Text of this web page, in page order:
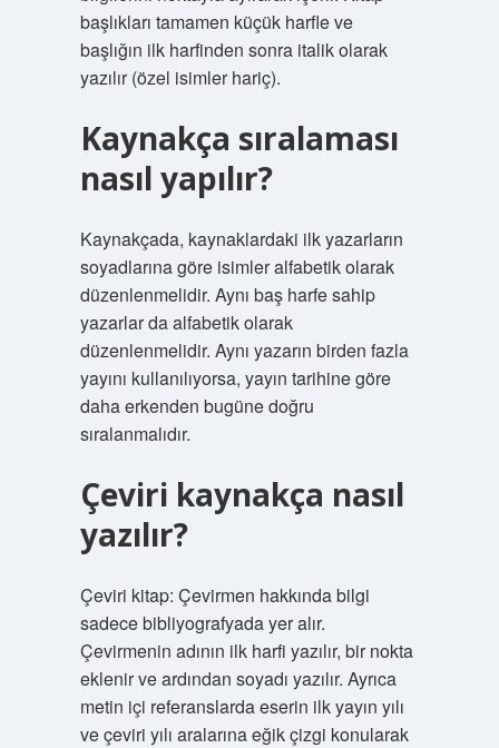
başlıkları tamamen küçük harfle ve
başlığın ilk harfinden sonra italik olarak
yazılır (özel isimler hariç).
Kaynakça sıralaması
nasıl yapılır?
Kaynakçada, kaynaklardaki ilk yazarların
soyadlarına göre isimler alfabetik olarak
düzenlenmelidir. Aynı baş harfe sahip
yazarlar da alfabetik olarak
düzenlenmelidir. Aynı yazarın birden fazla
yayını kullanılıyorsa, yayın tarihine göre
daha erkenden bugüne doğru
sıralanmalıdır.
Çeviri kaynakça nasıl
yazılır?
Çeviri kitap: Çevirmen hakkında bilgi
sadece bibliyografyada yer alır.
Çevirmenin adının ilk harfi yazılır, bir nokta
eklenir ve ardından soyadı yazılır. Ayrıca
metin içi referanslarda eserin ilk yayın yılı
ve çeviri yılı aralarına eğik çizgi konularak